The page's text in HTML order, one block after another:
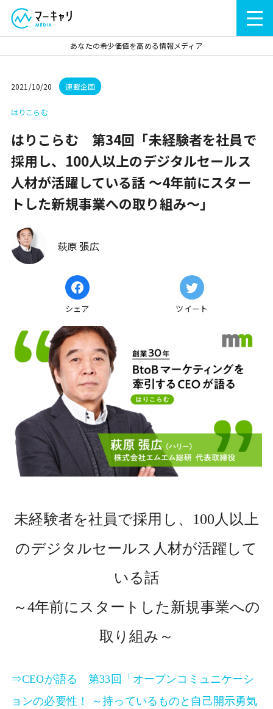
あなたの希少価値を高める情報メディア
2021/10/20 連載企画
はりこらむ
はりこらむ 第34回「未経験者を社員で
採用し、100人以上のデジタルセールス
人材が活躍している話 ～4年前にスター
トした新規事業への取り組み～」
萩原 張広
シェア ツイート
未経験者を社員で採用し、100人以上
のデジタルセールス人材が活躍して
いる話
～4年前にスタートした新規事業への
取り組み～
⇒CEOが語る 第33回「オープンコミュニケーシ
ョンの必要性！ ～持っているものと自己開示勇気